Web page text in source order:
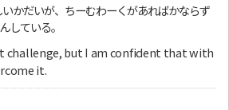
かだいが、ちーむわーくがあればかならず
している。
challenge, but I am confident that with
it.